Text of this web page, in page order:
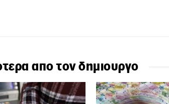
απο τον δημιουργο